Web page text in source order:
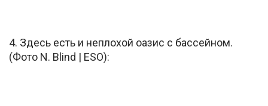
4. Здесь есть и неплохой оазис с бассейном.
(Фото N. Blind | ESO):